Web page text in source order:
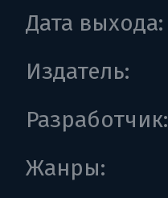
Дата выхода:
Издатель:
Разработчик:
Жанры: